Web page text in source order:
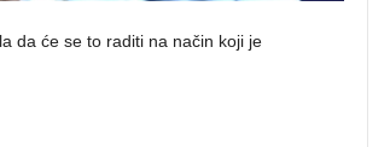
da će se to raditi na način koji je